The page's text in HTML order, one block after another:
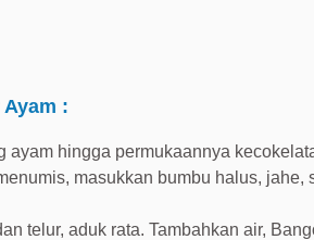
:
ayam hingga permukaannya
masukkan bumbu halus,
telur, aduk rata. Tambahkan air,